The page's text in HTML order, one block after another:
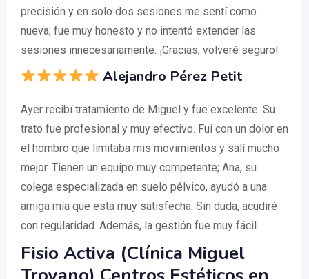
precisión y en solo dos sesiones me sentí como
nueva; fue muy honesto y no intentó extender las
sesiones innecesariamente. ¡Gracias, volveré seguro!
Alejandro Pérez Petit
Ayer recibí tratamiento de Miguel y fue excelente. Su
trato fue profesional y muy efectivo. Fui con un dolor en
el hombro que limitaba mis movimientos y salí mucho
mejor. Tienen un equipo muy competente; Ana, su
colega especializada en suelo pélvico, ayudó a una
amiga mía que está muy satisfecha. Sin duda, acudiré
con regularidad. Además, la gestión fue muy fácil.
Fisio Activa (Clínica Miguel